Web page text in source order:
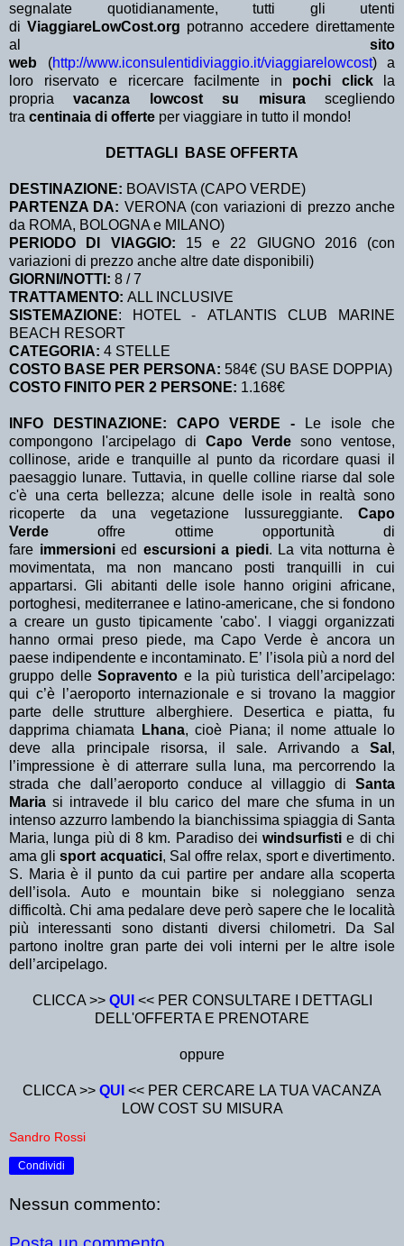
segnalate quotidianamente, tutti gli utenti
di ViaggiareLowCost.org potranno accedere direttamente
al sito
web (http://www.iconsulentidiviaggio.it/viaggiarelowcost) a
loro riservato e ricercare facilmente in pochi clickla
propriavacanza lowcost su misurascegliendo
tra centinaia di offerte per viaggiare in tutto il mondo!
DETTAGLI BASE OFFERTA
DESTINAZIONE: BOAVISTA (CAPO VERDE)
PARTENZA DA: VERONA (con variazioni di prezzo anche
da ROMA, BOLOGNA e MILANO)
PERIODO DI VIAGGIO: 15 e 22 GIUGNO 2016 (con
variazioni di prezzo anche altre date disponibili)
GIORNI/NOTTI: 8 / 7
TRATTAMENTO: ALL INCLUSIVE
SISTEMAZIONE: HOTEL - ATLANTIS CLUB MARINE
BEACH RESORT
CATEGORIA: 4 STELLE
COSTO BASE PER PERSONA: 584€ (SU BASE DOPPIA)
COSTO FINITO PER 2 PERSONE: 1.168€
INFO DESTINAZIONE: CAPO VERDE -
Le isole che
compongono l'arcipelago di Capo Verde sono ventose,
collinose, aride e tranquille al punto da ricordare quasi il
paesaggio lunare. Tuttavia, in quelle colline riarse dal sole
c'è una certa bellezza; alcune delle isole in realtà sono
ricoperte da una vegetazione lussureggiante. Capo
Verde offre ottime opportunità di
fare immersionied escursioni a piedi. La vita notturna è
movimentata, ma non mancano posti tranquilli in cui
appartarsi. Gli abitanti delle isole hanno origini africane,
portoghesi, mediterranee e latino-americane, che si fondono
a creare un gusto tipicamente 'cabo'. I viaggi organizzati
hanno ormai preso piede, ma Capo Verde è ancora un
paese indipendente e incontaminato. E’ l’isola più a nord del
gruppo delleSopravento e la più turistica dell’arcipelago:
qui c’è l’aeroporto internazionale e si trovano la maggior
parte delle strutture alberghiere. Desertica e piatta, fu
dapprima chiamata
Lhana, cioè Piana; il nome attuale lo
deve alla principale risorsa, il sale. Arrivando a Sal ,
l’impressione è di atterrare sulla luna, ma percorrendo la
strada che dall’aeroporto conduce al villaggio di Santa
Mariasi intravede il blu carico del mare che sfuma in un
intenso azzurro lambendo la bianchissima spiaggia di Santa
Maria, lunga più di 8 km. Paradiso deiwindsurfistie di chi
ama glisport acquatici, Sal offre relax, sport e divertimento.
S. Maria è il punto da cui partire per andare alla scoperta
dell’isola. Auto e mountain bike si noleggiano senza
difficoltà. Chi ama pedalare deve però sapere che le località
più interessanti sono distanti diversi chilometri. Da Sal
partono inoltre gran parte dei voli interni per le altre isole
dell’arcipelago.
CLICCA >> QUI << PER CONSULTARE I DETTAGLI
DELL'OFFERTA E PRENOTARE
oppure
CLICCA >> QUI << PER CERCARE LA TUA VACANZA
LOW COST SU MISURA
Sandro Rossi
Condividi
Nessun commento: